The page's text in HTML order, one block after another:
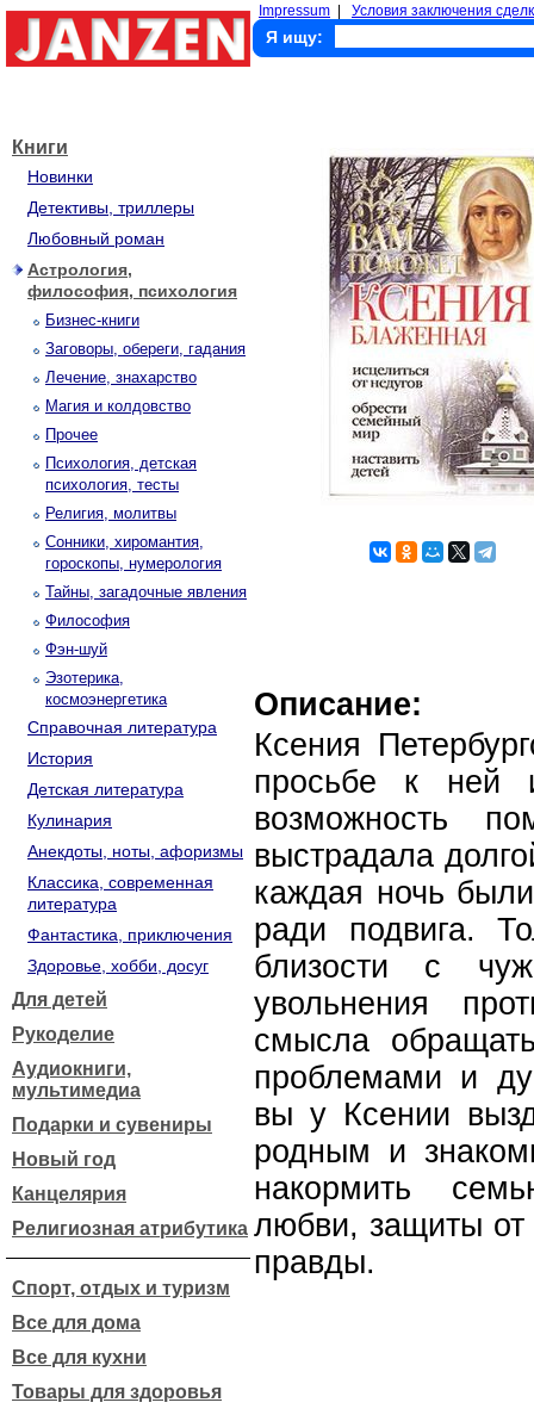
Impressum Условия заключения
Я ищу:
Книги
Новинки
Детективы, триллеры
Любовный роман
Астрология,
философия, психология
Бизнес-книги
Заговоры, обереги, гадания
Лечение, знахарство
Магия и колдовство
Прочее
Психология, детская
психология, тесты
Религия, молитвы
Сонники, хиромантия,
гороскопы, нумерология
Тайны, загадочные явления
Философия
Фэн-шуй
Эзотерика,
космоэнергетика
Справочная литература
История
Детская литература
Кулинария
Анекдоты, ноты, афоризмы
Классика, современная
литература
Фантастика, приключения
Здоровье, хобби, досуг
Для детей
Рукоделие
Аудиокниги,
мультимедиа
Подарки и сувениры
Новый год
Канцелярия
Религиозная атрибутика
Спорт, отдых и туризм
Все для дома
Все для кухни
Товары для здоровья
Описание:
Ксения
просьбе к ней
возможность
выстрадала
каждая ночь
ради подвига.
близости с
увольнения
смысла
проблемами и
вы у Ксении
родным и
накормить
любви, защиты от
правды.